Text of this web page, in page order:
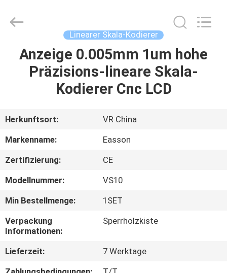
HEIM
PRODUKTE
ÜBER
UNS
WERKSBESICHTIGUNG
QUALITÄTSKONTROLLE
KONTAKT
MIT
UNS
Technology
Linearer Skala-Kodierer
Anzeige 0.005mm 1um hohe
Präzisions-lineare Skala-
Kodierer Cnc LCD
Herkunftsort:
VR China
Markenname:
Easson
Zertifizierung:
CE
Modellnummer:
VS10
Min Bestellmenge:
1SET
Verpackung
Informationen:
Sperrholzkiste
Lieferzeit:
7 Werktage